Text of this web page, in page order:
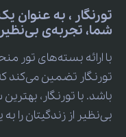
تورنگار ، به عنوان
شما، تجربه‌ی
با ارائه بسته‌های تور
تورنگار تضمین
باشد. با تورنگار،
بی‌نظیر از زندگیتان را